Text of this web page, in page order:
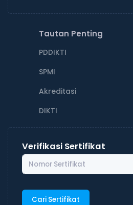
Tautan Penting
PDDIKTI
SPMI
Akreditasi
DIKTI
Verifikasi Sertifikat
Cari Sertifikat